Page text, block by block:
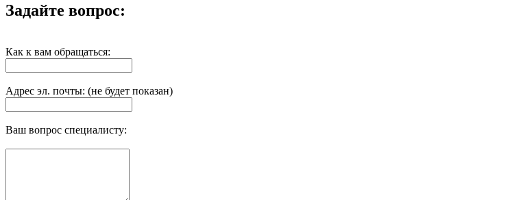
Задайте вопрос:
Как к вам обращаться:
Адрес эл. почты: (не будет показан)
Ваш вопрос специалисту: